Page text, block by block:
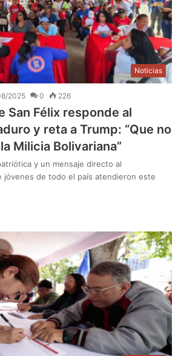
Noticias
2025 0 226
San Félix responde al
y reta a Trump: “Que no
Milicia Bolivariana”
y un mensaje directo al
jóvenes de todo el país atendieron este